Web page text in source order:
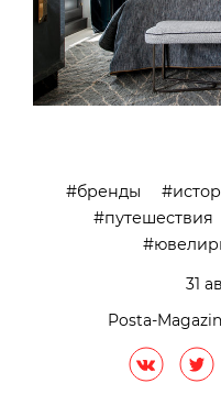
бренды
путешествия
31
Posta-